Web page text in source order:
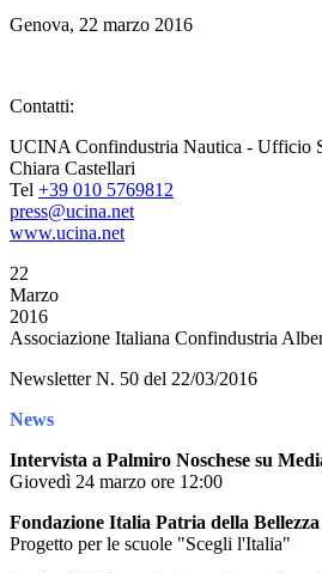
Genova, 22 marzo 2016
Contatti:
UCINA Confindustria Nautica - Ufficio
Chiara Castellari
Tel +39 010 5769812
press@ucina.net
www.ucina.net
22
Marzo
2016
Associazione Italiana Confindustria
Newsletter N. 50 del 22/03/2016
News
Intervista a Palmiro Noschese su
Giovedì 24 marzo ore 12:00
Fondazione Italia Patria della Bellezza
Progetto per le scuole "Scegli l'Italia"